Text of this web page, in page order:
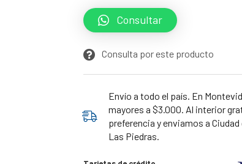
Consultar
Consulta por este producto
Envío a todo el país. En
mayores a $3.000. Al interior
preferencia y enviamos a
Las Piedras.